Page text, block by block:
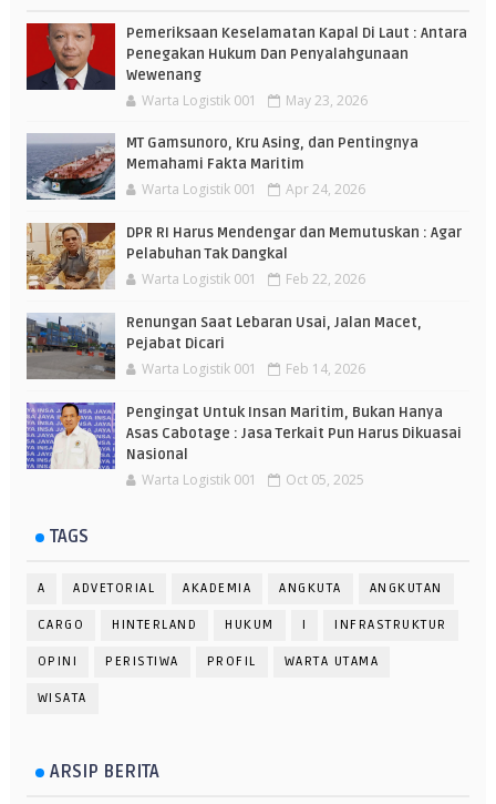
Pemeriksaan Keselamatan Kapal Di Laut : Antara
Penegakan Hukum Dan Penyalahgunaan
Wewenang
Warta Logistik 001 May 23, 2026
MT Gamsunoro, Kru Asing, dan Pentingnya
Memahami Fakta Maritim
Warta Logistik 001 Apr 24, 2026
DPR RI Harus Mendengar dan Memutuskan : Agar
Pelabuhan Tak Dangkal
Warta Logistik 001 Feb 22, 2026
Renungan Saat Lebaran Usai, Jalan Macet,
Pejabat Dicari
Warta Logistik 001 Feb 14, 2026
Pengingat Untuk Insan Maritim, Bukan Hanya
Asas Cabotage : Jasa Terkait Pun Harus Dikuasai
Nasional
Warta Logistik 001 Oct 05, 2025
TAGS
A ADVETORIAL AKADEMIA ANGKUTA ANGKUTAN
CARGO HINTERLAND HUKUM I INFRASTRUKTUR
OPINI PERISTIWA PROFIL WARTA UTAMA
WISATA
ARSIP BERITA